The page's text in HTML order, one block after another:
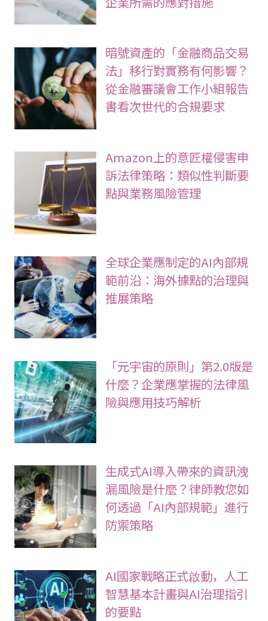
暗號資產的「金融商品交易
法」移行對實務有何影響？
從金融審議會工作小組報告
書看次世代的合規要求
Amazon上的意匠權侵害申
訴法律策略：類似性判斷要
點與業務風險管理
全球企業應制定的AI內部規
範前沿：海外據點的治理與
推展策略
「元宇宙的原則」第2.0版是
什麼？企業應掌握的法律風
險與應用技巧解析
生成式AI導入帶來的資訊洩
漏風險是什麼？律師教您如
何透過「AI內部規範」進行
防禦策略
AI國家戰略正式啟動，人工
智慧基本計畫與AI治理指引
的要點